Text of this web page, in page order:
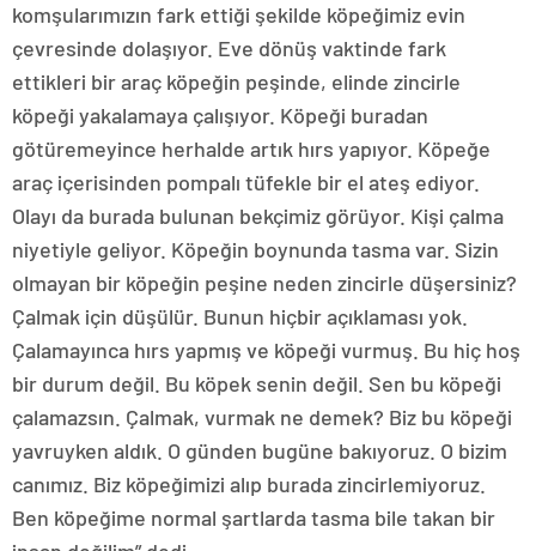
komşularımızın fark ettiği şekilde köpeğimiz evin
çevresinde dolaşıyor. Eve dönüş vaktinde fark
ettikleri bir araç köpeğin peşinde, elinde zincirle
köpeği yakalamaya çalışıyor. Köpeği buradan
götüremeyince herhalde artık hırs yapıyor. Köpeğe
araç içerisinden pompalı tüfekle bir el ateş ediyor.
Olayı da burada bulunan bekçimiz görüyor. Kişi çalma
niyetiyle geliyor. Köpeğin boynunda tasma var. Sizin
olmayan bir köpeğin peşine neden zincirle düşersiniz?
Çalmak için düşülür. Bunun hiçbir açıklaması yok.
Çalamayınca hırs yapmış ve köpeği vurmuş. Bu hiç hoş
bir durum değil. Bu köpek senin değil. Sen bu köpeği
çalamazsın. Çalmak, vurmak ne demek? Biz bu köpeği
yavruyken aldık. O günden bugüne bakıyoruz. O bizim
canımız. Biz köpeğimizi alıp burada zincirlemiyoruz.
Ben köpeğime normal şartlarda tasma bile takan bir